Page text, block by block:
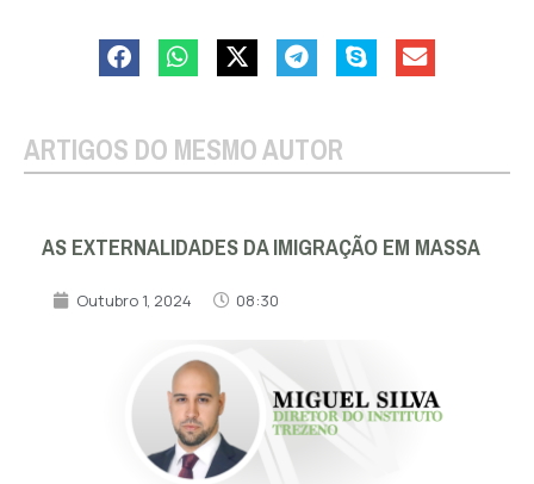
ARTIGOS DO MESMO AUTOR
AS EXTERNALIDADES DA IMIGRAÇÃO EM MASSA
Outubro 1, 2024 08:30